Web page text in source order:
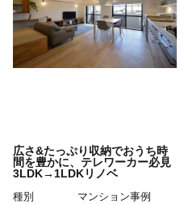
広さ&たっぷり収納でおうち時
間を豊かに、テレワーカー必見
3LDK→1LDKリノベ
種別
マンション事例